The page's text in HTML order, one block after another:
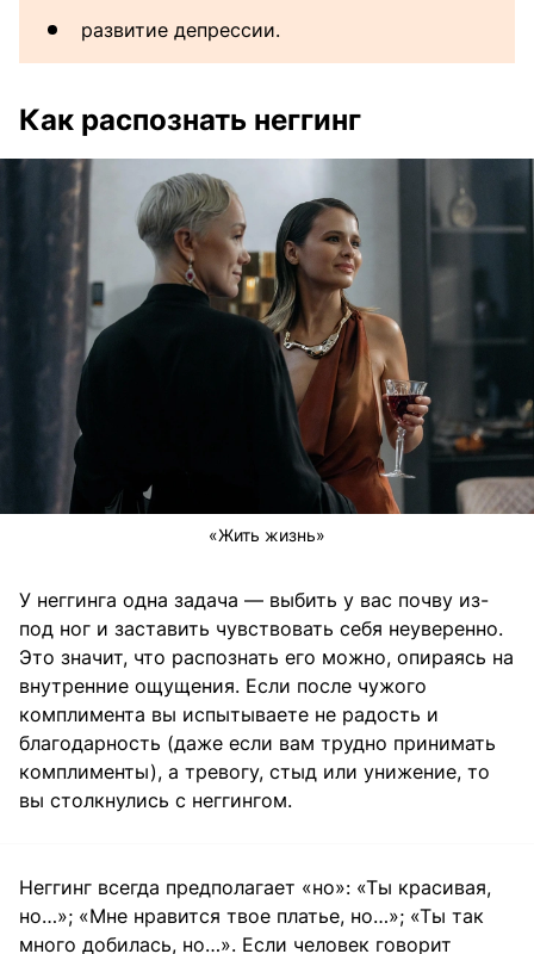
развитие депрессии.
Как распознать неггинг
«Жить жизнь»
У неггинга одна задача — выбить у вас почву из-
под ног и заставить чувствовать себя неуверенно.
Это значит, что распознать его можно, опираясь на
внутренние ощущения. Если после чужого
комплимента вы испытываете не радость и
благодарность (даже если вам трудно принимать
комплименты), а тревогу, стыд или унижение, то
вы столкнулись с неггингом.
Неггинг всегда предполагает «но»: «Ты красивая,
но…»; «Мне нравится твое платье, но…»; «Ты так
много добилась, но…». Если человек говорит